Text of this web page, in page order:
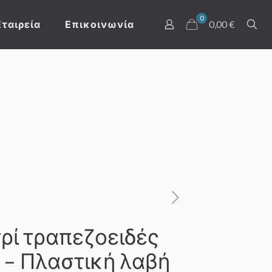
Επικοινωνία
0
0,00 €
τραπεζοειδές
– Πλαστική λαβή